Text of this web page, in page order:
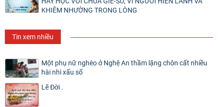
KHIÊM NHƯỜNG TRONG LÒNG
Tin xem nhiều
Một phụ nữ nghèo ở Nghệ An thầm lặng chôn cất nhiều
hài nhi xấu số
Lẽ Đời .